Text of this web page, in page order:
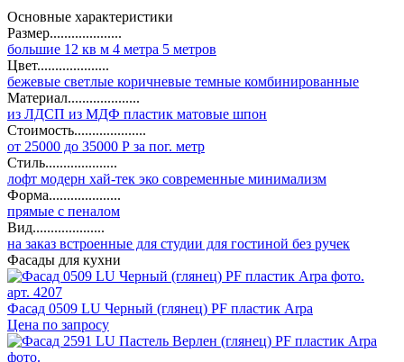
Основные характеристики
Размер....................
большие 12 кв м 4 метра 5 метров
Цвет....................
бежевые светлые коричневые темные комбинированные
Материал....................
из ЛДСП из МДФ пластик матовые шпон
Стоимость....................
от 25000 до 35000 Р за пог. метр
Стиль....................
лофт модерн хай-тек эко современные минимализм
Форма....................
прямые с пеналом
Вид....................
на заказ встроенные для студии для гостиной без ручек
Фасады для кухни
арт. 4207
Фасад 0509 LU Черный (глянец) PF пластик Arpa
Цена по запросу